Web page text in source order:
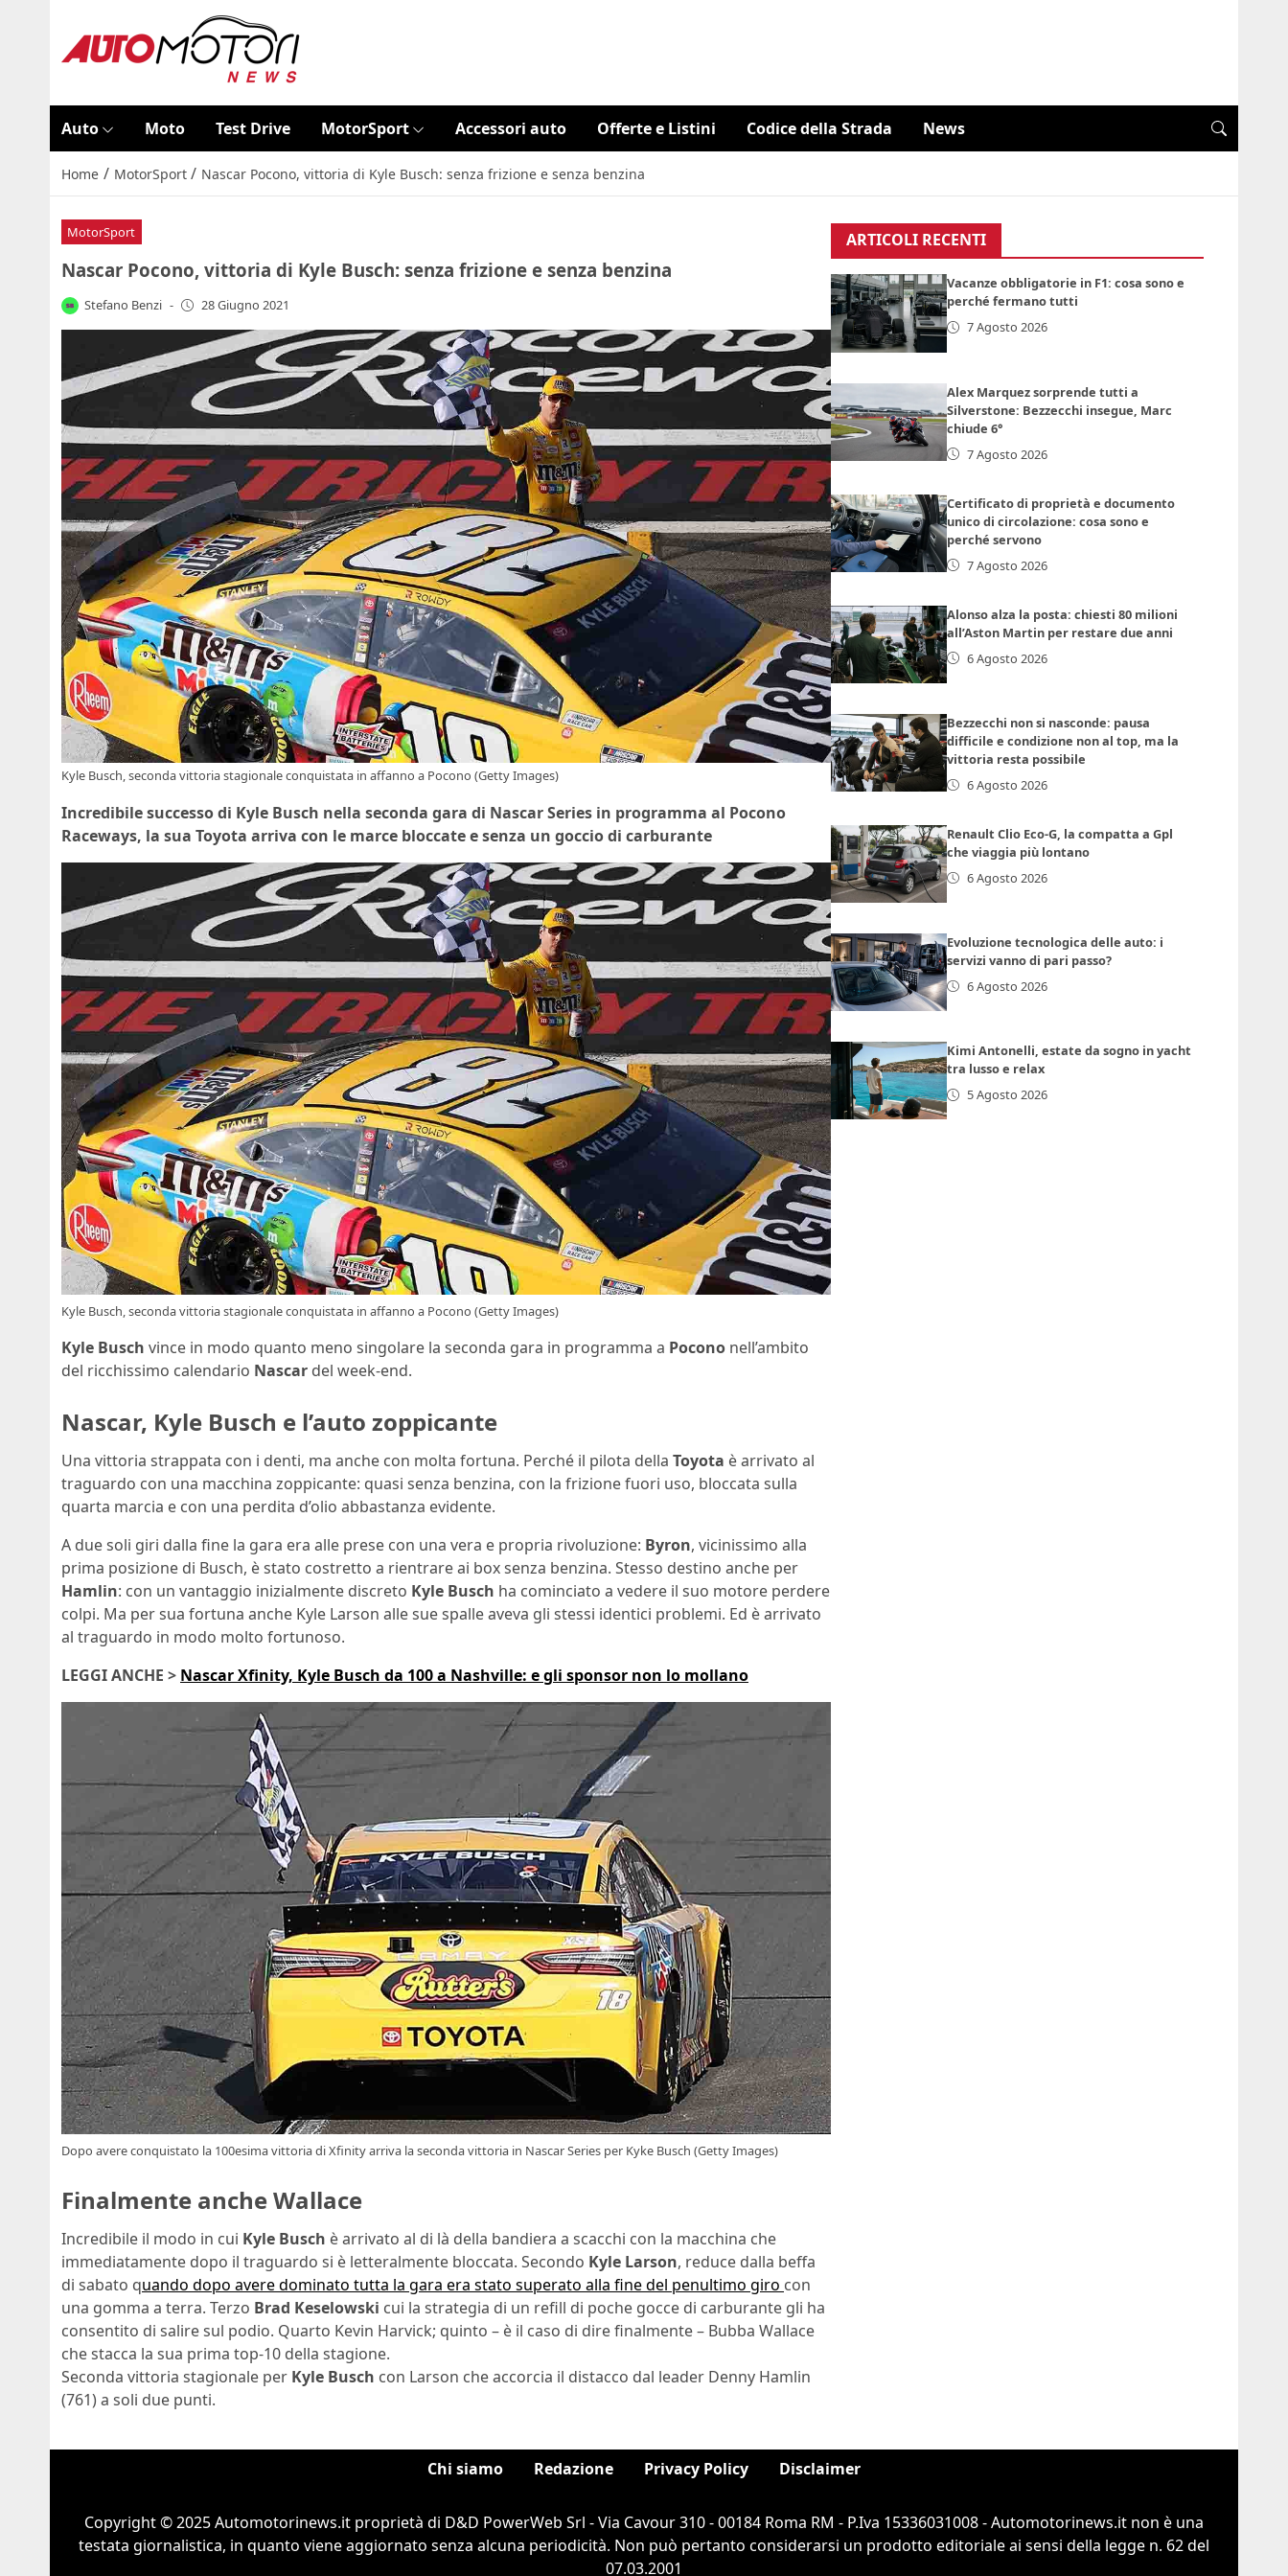
Auto Moto Test Drive MotorSport Accessori auto Offerte e Listini Codice della Strada News
Home / MotorSport / Nascar Pocono, vittoria di Kyle Busch: senza frizione e senza benzina
MotorSport
Nascar Pocono, vittoria di Kyle Busch: senza frizione e senza benzina
Stefano Benzi - 28 Giugno 2021
Kyle Busch, seconda vittoria stagionale conquistata in affanno a Pocono (Getty Images)
Incredibile successo di Kyle Busch nella seconda gara di Nascar Series in programma al Pocono
Raceways, la sua Toyota arriva con le marce bloccate e senza un goccio di carburante
Kyle Busch, seconda vittoria stagionale conquistata in affanno a Pocono (Getty Images)
Kyle Busch vince in modo quanto meno singolare la seconda gara in programma a Pocono nell’ambito
del ricchissimo calendario Nascar del week-end.
Nascar, Kyle Busch e l’auto zoppicante
Una vittoria strappata con i denti, ma anche con molta fortuna. Perché il pilota della Toyota è arrivato al
traguardo con una macchina zoppicante: quasi senza benzina, con la frizione fuori uso, bloccata sulla
quarta marcia e con una perdita d’olio abbastanza evidente.
A due soli giri dalla fine la gara era alle prese con una vera e propria rivoluzione: Byron, vicinissimo alla
prima posizione di Busch, è stato costretto a rientrare ai box senza benzina. Stesso destino anche per
Hamlin: con un vantaggio inizialmente discreto Kyle Busch ha cominciato a vedere il suo motore perdere
colpi. Ma per sua fortuna anche Kyle Larson alle sue spalle aveva gli stessi identici problemi. Ed è arrivato
al traguardo in modo molto fortunoso.
LEGGI ANCHE > Nascar Xfinity, Kyle Busch da 100 a Nashville: e gli sponsor non lo mollano
Dopo avere conquistato la 100esima vittoria di Xfinity arriva la seconda vittoria in Nascar Series per Kyke Busch (Getty Images)
Finalmente anche Wallace
Incredibile il modo in cui Kyle Busch è arrivato al di là della bandiera a scacchi con la macchina che
immediatamente dopo il traguardo si è letteralmente bloccata. Secondo Kyle Larson, reduce dalla beffa
di sabato quando dopo avere dominato tutta la gara era stato superato alla fine del penultimo giro con
una gomma a terra. Terzo Brad Keselowski cui la strategia di un refill di poche gocce di carburante gli ha
consentito di salire sul podio. Quarto Kevin Harvick; quinto – è il caso di dire finalmente – Bubba Wallace
che stacca la sua prima top-10 della stagione.
Seconda vittoria stagionale per Kyle Busch con Larson che accorcia il distacco dal leader Denny Hamlin
(761) a soli due punti.
ARTICOLI RECENTI
Vacanze obbligatorie in F1: cosa sono e
perché fermano tutti
7 Agosto 2026
Alex Marquez sorprende tutti a
Silverstone: Bezzecchi insegue, Marc
chiude 6°
7 Agosto 2026
Certificato di proprietà e documento
unico di circolazione: cosa sono e
perché servono
7 Agosto 2026
Alonso alza la posta: chiesti 80 milioni
all’Aston Martin per restare due anni
6 Agosto 2026
Bezzecchi non si nasconde: pausa
difficile e condizione non al top, ma la
vittoria resta possibile
6 Agosto 2026
Renault Clio Eco-G, la compatta a Gpl
che viaggia più lontano
6 Agosto 2026
Evoluzione tecnologica delle auto: i
servizi vanno di pari passo?
6 Agosto 2026
Kimi Antonelli, estate da sogno in yacht
tra lusso e relax
5 Agosto 2026
Chi siamo Redazione Privacy Policy Disclaimer
Copyright © 2025 Automotorinews.it proprietà di D&D PowerWeb Srl - Via Cavour 310 - 00184 Roma RM - P.Iva 15336031008 - Automotorinews.it non è una
testata giornalistica, in quanto viene aggiornato senza alcuna periodicità. Non può pertanto considerarsi un prodotto editoriale ai sensi della legge n. 62 del
07.03.2001